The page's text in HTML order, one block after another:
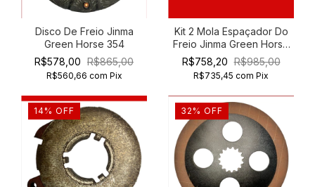
Disco De Freio Jinma
Green Horse 354
R$578,00 R$865,00
R$560,66 com Pix
Kit 2 Mola Espaçador Do
Freio Jinma Green Horse
454 554
R$758,20 R$985,00
R$735,45 com Pix
14% OFF 32 % OFF